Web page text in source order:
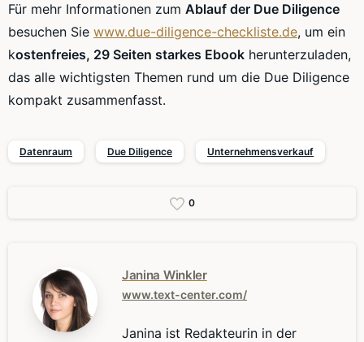
Für mehr Informationen zum Ablauf der Due Diligence
besuchen Sie www.due-diligence-checkliste.de, um ein
kostenfreies, 29 Seiten starkes Ebook herunterzuladen,
das alle wichtigsten Themen rund um die Due Diligence
kompakt zusammenfasst.
Datenraum Due Diligence Unternehmensverkauf
0
Janina Winkler
www.text-center.com/
Janina ist Redakteurin in der